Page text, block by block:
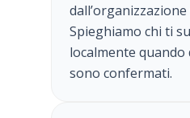
Spieghiamo chi ti
localmente
sono confermati.